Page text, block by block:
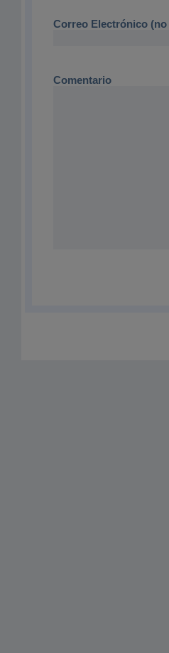
Correo Electrónico
Comentario